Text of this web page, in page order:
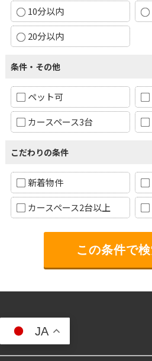
10分以内
20分以内
条件・その他
ペット可
カースペース3台
こだわりの条件
新着物件
カースペース2台以上
JA